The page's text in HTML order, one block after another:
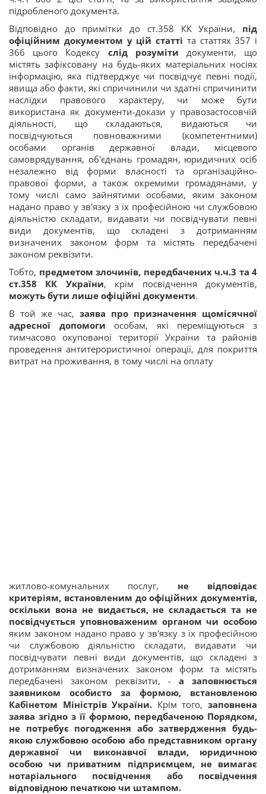
підробленого документа.
Відповідно до примітки до ст.358 КК України, під
офіційним документом у цій статті та статтях 357 і
366 цього Кодексу слід розуміти документи, що
містять зафіксовану на будь-яких матеріальних носіях
інформацію, яка підтверджує чи посвідчує певні події,
явища або факти, які спричинили чи здатні спричинити
наслідки правового характеру, чи може бути
використана як документи-докази у правозастосовчій
діяльності, що складаються, видаються чи
посвідчуються повноважними (компетентними)
особами органів державної влади, місцевого
самоврядування, об'єднань громадян, юридичних осіб
незалежно від форми власності та організаційно-
правової форми, а також окремими громадянами, у
тому числі само зайнятими особами, яким законом
надано право у зв'язку з їх професійною чи службовою
діяльністю складати, видавати чи посвідчувати певні
види документів, що складені з дотриманням
визначених законом форм та містять передбачені
законом реквізити.
Тобто, предметом злочинів, передбачених ч.ч.3 та 4
ст.358 КК України, крім посвідчення документів,
можуть бути лише офіційні документи.
В той же час, заява про призначення щомісячної
адресної допомоги особам, які переміщуються з
тимчасово окупованої території України та районів
проведення антитерористичної операції, для покриття
витрат на проживання, в тому числі на оплату
житлово-комунальних послуг, не відповідає
критеріям, встановленим до офіційних документів,
оскільки вона не видається, не складається та не
посвідчується уповноваженим органом чи особою
яким законом надано право у зв'язку з їх професійною
чи службовою діяльністю складати, видавати чи
посвідчувати певні види документів, що складені з
дотриманням визначених законом форм та містять
передбачені законом реквізити, - а заповнюється
заявником особисто за формою, встановленою
Кабінетом Міністрів України. Крім того,заповнена
заява згідно з її формою, передбаченою Порядком,
не потребує погодження або затвердження будь-
якою службовою особою або представником органу
державної чи виконавчої влади, юридичною
особою чи приватним підприємцем, не вимагає
нотаріального посвідчення або посвідчення
відповідною печаткою чи штампом.